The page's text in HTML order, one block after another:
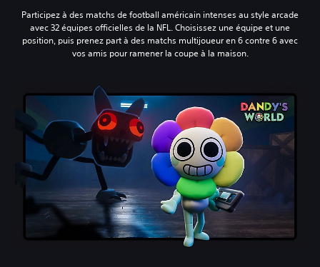
Participez à des matchs de football américain intenses au style arcade
avec 32 équipes officielles de la NFL. Choisissez une équipe et une
position, puis prenez part à des matchs multijoueur en 6 contre 6 avec
vos amis pour ramener la coupe à la maison.